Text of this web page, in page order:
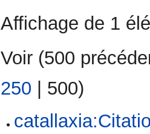
Affichage de 1
Voir (500
250 | 500)